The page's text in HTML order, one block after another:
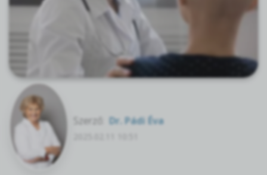
Szerző: Dr. Pádi Éva